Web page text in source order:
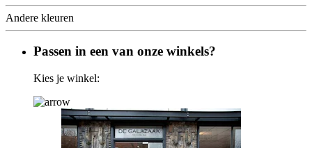
Andere kleuren
Passen in een van onze winkels?
Kies je winkel: